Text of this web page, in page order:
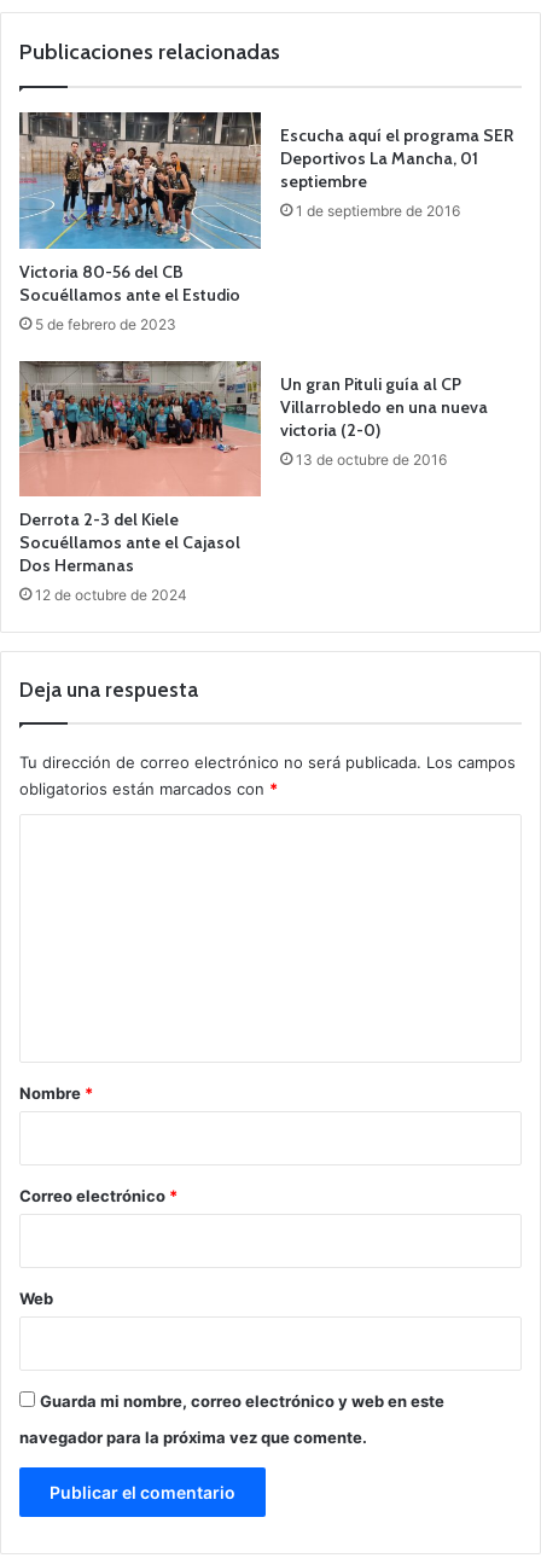
we
Publicaciones relacionadas
Victoria 80-56 del CB
Socuéllamos ante el Estudio
5 de febrero de 2023
Escucha aquí el programa SER
Deportivos La Mancha, 01
septiembre
1 de septiembre de 2016
Derrota 2-3 del Kiele
Socuéllamos ante el Cajasol
Dos Hermanas
12 de octubre de 2024
Un gran Pituli guía al CP
Villarrobledo en una nueva
victoria (2-0)
13 de octubre de 2016
Deja una respuesta
Tu dirección de correo electrónico no será publicada. Los campos
obligatorios están marcados con *
r
*
Nombre *
Correo electrónico *
Web
Guarda mi nombre, correo electrónico y web en este
navegador para la próxima vez que comente.